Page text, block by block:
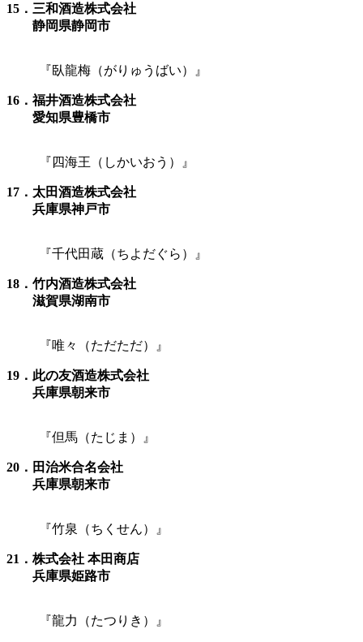
15．三和酒造株式会社
静岡県静岡市
『臥龍梅（がりゅうばい）』
16．福井酒造株式会社
愛知県豊橋市
『四海王（しかいおう）』
17．太田酒造株式会社
兵庫県神戸市
『千代田蔵（ちよだぐら）』
18．竹内酒造株式会社
滋賀県湖南市
『唯々（ただただ）』
19．此の友酒造株式会社
兵庫県朝来市
『但馬（たじま）』
20．田治米合名会社
兵庫県朝来市
『竹泉（ちくせん）』
21．株式会社 本田商店
兵庫県姫路市
『龍力（たつりき）』